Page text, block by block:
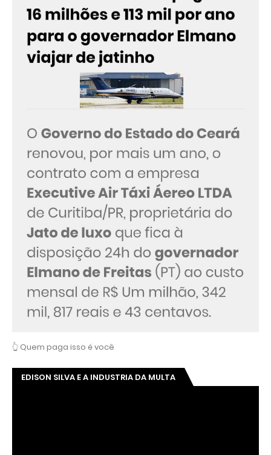
👆 Quem paga isso é você
EDISON SILVA E A INDUSTRIA DA MULTA